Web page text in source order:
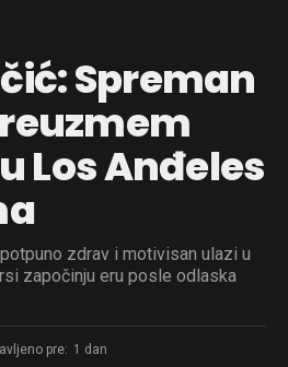
Spreman
Los Anđeles
zdrav i motivisan ulazi u
započinju eru posle odlaska
pre: 1 dan